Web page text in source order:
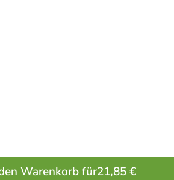
Warenkorb für21,85 €